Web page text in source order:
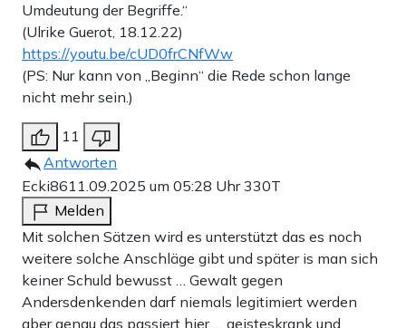
Umdeutung der Begriffe.“
(Ulrike Guerot, 18.12.22)
https://youtu.be/cUD0frCNfWw
(PS: Nur kann von „Beginn“ die Rede schon lange
nicht mehr sein.)
11
Antworten
Ecki8611.09.2025 um 05:28 Uhr330T
Melden
Mit solchen Sätzen wird es unterstützt das es noch
weitere solche Anschläge gibt und später is man sich
keiner Schuld bewusst … Gewalt gegen
Andersdenkenden darf niemals legitimiert werden
aber genau das passiert hier … geisteskrank und